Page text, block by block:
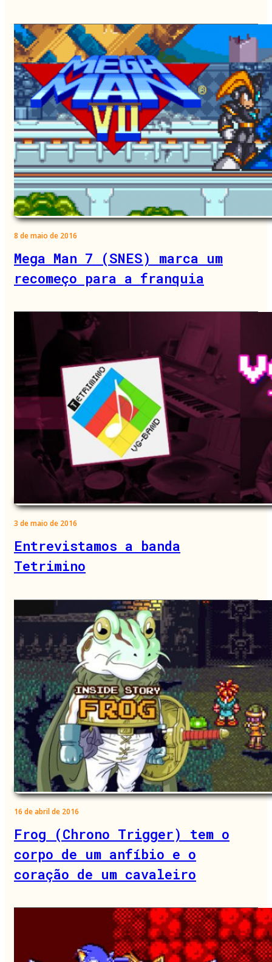
8 de maio de 2016
Mega Man 7 (SNES) marca um
recomeço para a franquia
3 de maio de 2016
Entrevistamos a banda
Tetrimino
16 de abril de 2016
Frog (Chrono Trigger) tem o
corpo de um anfíbio e o
coração de um cavaleiro